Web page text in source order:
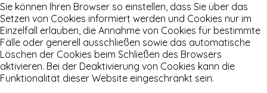
Sie können Ihren Browser so einstellen, dass Sie über das
Setzen von Cookies informiert werden und Cookies nur im
Einzelfall erlauben, die Annahme von Cookies für bestimmte
Fälle oder generell ausschließen sowie das automatische
Löschen der Cookies beim Schließen des Browsers
aktivieren. Bei der Deaktivierung von Cookies kann die
Funktionalität dieser Website eingeschränkt sein.